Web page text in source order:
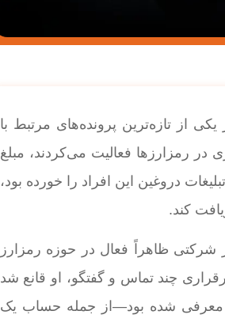
پرداخت غرامت 244 هزار درهم؛ در یکی از تازه‌ترین پرونده‌های مرتبط با
در رمزارزها فعالیت می‌کردند، مبلغ
دروغین این افراد را خورده بود،
کند.
شرکتی ظاهراً فعال در حوزه رمزارز
چند تماس و گفتگو، او قانع شد
توسط متهمان معرفی شده بود—از جمله حساب یک